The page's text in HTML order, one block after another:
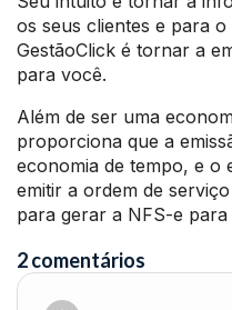
os seus clientes e para
GestãoClick é tornar a
para você.
Além de ser uma
proporciona que a
economia de tempo, e o
emitir a ordem de
para gerar a NFS-e para
2 comentários